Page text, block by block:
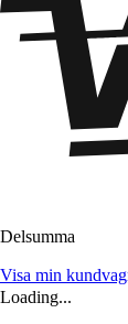
Delsumma
Visa min
Loading...